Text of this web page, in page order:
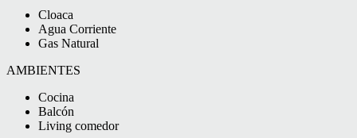
Cloaca
Agua Corriente
Gas Natural
AMBIENTES
Cocina
Balcón
Living comedor